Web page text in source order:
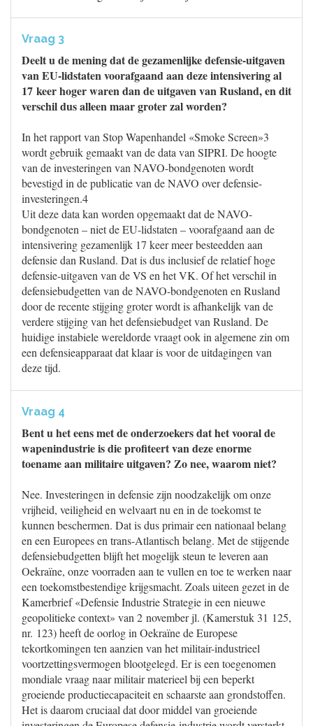
Vraag 3
Deelt u de mening dat de gezamenlijke defensie-uitgaven
van EU-lidstaten voorafgaand aan deze intensivering al
17 keer hoger waren dan de uitgaven van Rusland, en dit
verschil dus alleen maar groter zal worden?
In het rapport van Stop Wapenhandel «Smoke Screen»3
wordt gebruik gemaakt van de data van SIPRI. De hoogte
van de investeringen van NAVO-bondgenoten wordt
bevestigd in de publicatie van de NAVO over defensie-
investeringen.4
Uit deze data kan worden opgemaakt dat de NAVO-
bondgenoten – niet de EU-lidstaten – voorafgaand aan de
intensivering gezamenlijk 17 keer meer besteedden aan
defensie dan Rusland. Dat is dus inclusief de relatief hoge
defensie-uitgaven van de VS en het VK. Of het verschil in
defensiebudgetten van de NAVO-bondgenoten en Rusland
door de recente stijging groter wordt is afhankelijk van de
verdere stijging van het defensiebudget van Rusland. De
huidige instabiele wereldorde vraagt ook in algemene zin om
een defensieapparaat dat klaar is voor de uitdagingen van
deze tijd.
Vraag 4
Bent u het eens met de onderzoekers dat het vooral de
wapenindustrie is die profiteert van deze enorme
toename aan militaire uitgaven? Zo nee, waarom niet?
Nee. Investeringen in defensie zijn noodzakelijk om onze
vrijheid, veiligheid en welvaart nu en in de toekomst te
kunnen beschermen. Dat is dus primair een nationaal belang
en een Europees en trans-Atlantisch belang. Met de stijgende
defensiebudgetten blijft het mogelijk steun te leveren aan
Oekraïne, onze voorraden aan te vullen en toe te werken naar
een toekomstbestendige krijgsmacht. Zoals uiteen gezet in de
Kamerbrief «Defensie Industrie Strategie in een nieuwe
geopolitieke context» van 2 november jl. (Kamerstuk 31 125,
nr. 123) heeft de oorlog in Oekraïne de Europese
tekortkomingen ten aanzien van het militair-industrieel
voortzettingsvermogen blootgelegd. Er is een toegenomen
mondiale vraag naar militair materieel bij een beperkt
groeiende productiecapaciteit en schaarste aan grondstoffen.
Het is daarom cruciaal dat door middel van groeiende